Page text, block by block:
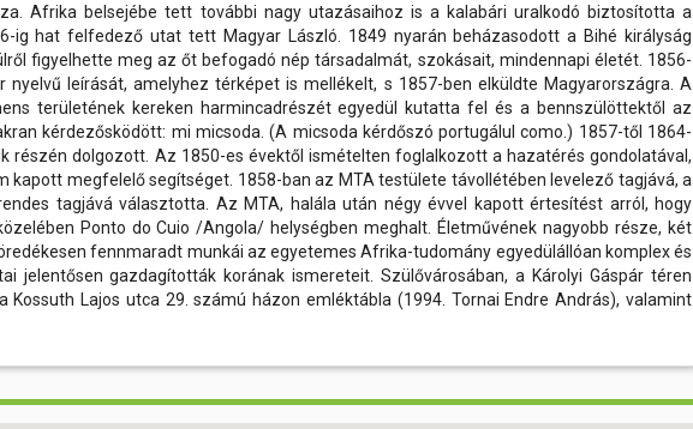
Afrika belsejébe tett további nagy utazásaihoz is a kalabári uralkodó biztosította a
ig hat felfedező utat tett Magyar László. 1849 nyarán beházasodott a Bihé királyság
figyelhette meg az őt befogadó nép társadalmát, szokásait, mindennapi életét. 1856-
leírását, amelyhez térképet is mellékelt, s 1857-ben elküldte Magyarországra. A
területének kereken harmincadrészét egyedül kutatta fel és a bennszülöttektől az
kérdezősködött: mi micsoda. (A micsoda kérdőszó portugálul como.) 1857-től 1864-
részén dolgozott. Az 1850-es évektől ismételten foglalkozott a hazatérés gondolatával,
megfelelő segítséget. 1858-ban az MTA testülete távollétében levelező tagjává, a
tagjává választotta. Az MTA, halála után négy évvel kapott értesítést arról, hogy
Ponto do Cuio /Angola/ helységben meghalt. Életművének nagyobb része, két
fennmaradt munkái az egyetemes Afrika-tudomány egyedülállóan komplex és
jelentősen gazdagították korának ismereteit. Szülővárosában, a Károlyi Gáspár téren
Kossuth Lajos utca 29. számú házon emléktábla (1994. Tornai Endre András), valamint